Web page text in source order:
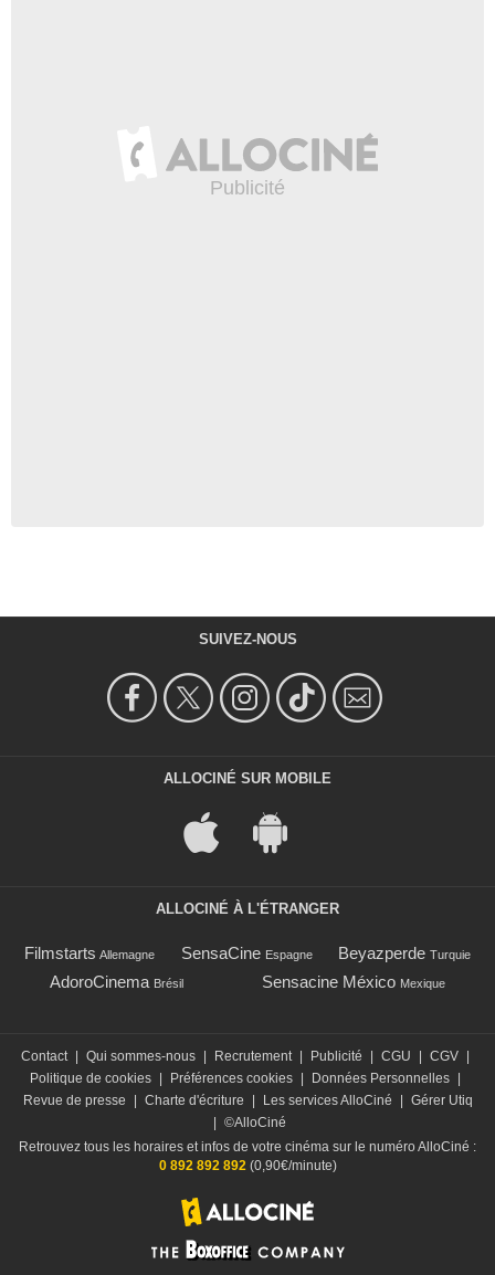
SUIVEZ-NOUS
ALLOCINÉ SUR MOBILE
ALLOCINÉ À L'ÉTRANGER
Filmstarts Allemagne SensaCine Espagne Beyazperde Turquie
AdoroCinema Brésil Sensacine México Mexique
Contact Qui sommes-nous Recrutement Publicité CGU CGV
Politique de cookies
Préférences cookies Données Personnelles
Revue de presse
Charte d'écriture Les services AlloCiné
Gérer Utiq
©AlloCiné
Retrouvez tous les horaires et infos de votre cinéma sur le numéro AlloCiné :
0 892 892 892(0,90€/minute)